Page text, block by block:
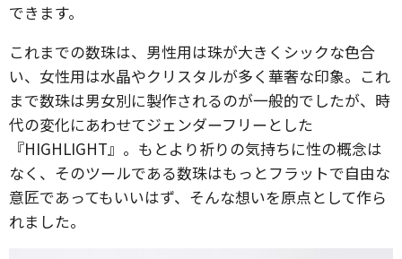
できます。
これまでの数珠は、男性用は珠が大きくシックな色合
い、女性用は水晶やクリスタルが多く華奢な印象。これ
まで数珠は男女別に製作されるのが一般的でしたが、時
代の変化にあわせてジェンダーフリーとした
『HIGHLIGHT』。もとより祈りの気持ちに性の概念は
なく、そのツールである数珠はもっとフラットで自由な
意匠であってもいいはず、そんな想いを原点として作ら
れました。